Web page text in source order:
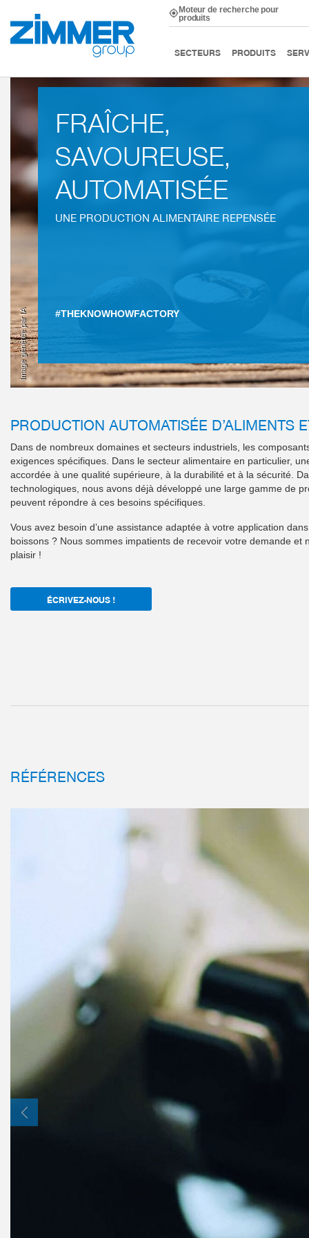
Moteur de recherche pour
produits
SECTEURS PRODUITS
Démarrage Secteurs Biens de consommation
Image générée par IA
FRAÎCHE,
SAVOUREUSE,
AUTOMATISÉE
UNE PRODUCTION ALIMENTAIRE REPENSÉE
#THEKNOWHOWFACTORY
PRODUCTION AUTOMATISÉE D’ALIMENTS
Dans de nombreux domaines et secteurs industriels, les
exigences spécifiques. Dans le secteur alimentaire en particulier,
accordée à une qualité supérieure, à la durabilité et à la sécurité.
technologiques, nous avons déjà développé une large gamme de
peuvent répondre à ces besoins spécifiques.
Vous avez besoin d’une assistance adaptée à votre application
boissons ? Nous sommes impatients de recevoir votre demande et
plaisir !
ÉCRIVEZ-NOUS !
RÉFÉRENCES
SÉRIE GEP2000